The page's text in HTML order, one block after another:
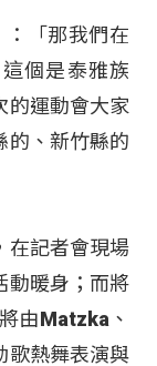
：「那我們在
個是泰雅族
的運動會大家
的、新竹縣的
在記者會現場
動暖身；而將
由Matzka、
歌熱舞表演與